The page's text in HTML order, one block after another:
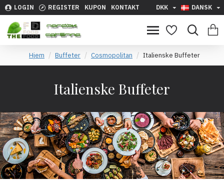
LOGIN REGISTER KUPON KONTAKT DKK DANSK
Hjem Buffeter Cosmopolitan Italienske Buffeter
Italienske Buffeter